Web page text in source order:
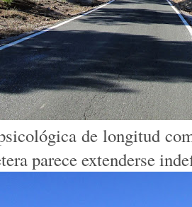
de longitud
parece extenderse